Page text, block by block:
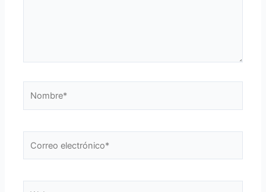
electrónico*